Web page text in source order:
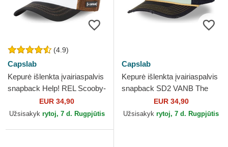
(4.9)
Capslab
Kepurė išlenkta įvairiaspalvis
snapback Help! REL Scooby-
Doo CapslabEUR 34,90
Užsisakyk rytoj, 7 d. Rugpjūtis
Capslab
Kepurė išlenkta įvairiaspalvis
snapback SD2 VANB The
Mystery Machine Scooby-
Doo Capslab
EUR 34,90
Užsisakyk rytoj, 7 d. Rugpjūtis